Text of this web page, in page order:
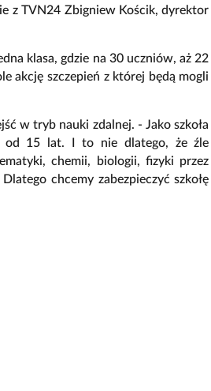
z TVN24 Zbigniew Kościk, dyrektor
klasa, gdzie na 30 uczniów, aż 22
akcję szczepień z której będą mogli
w tryb nauki zdalnej. - Jako szkoła
od 15 lat. I to nie dlatego, że źle
chemii, biologii, fizyki przez
chcemy zabezpieczyć szkołę